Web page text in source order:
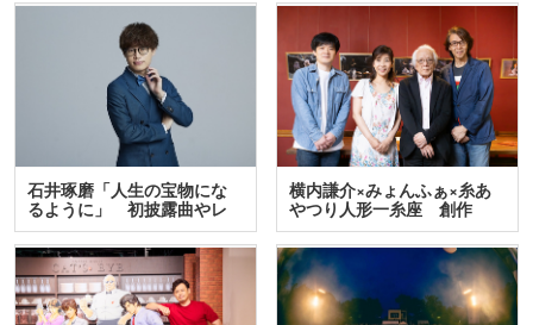
石井琢磨「人生の宝物にな
るように」 初披露曲やレ
ア…
横内謙介×みょんふぁ×糸あ
やつり人形一糸座 創作
人…